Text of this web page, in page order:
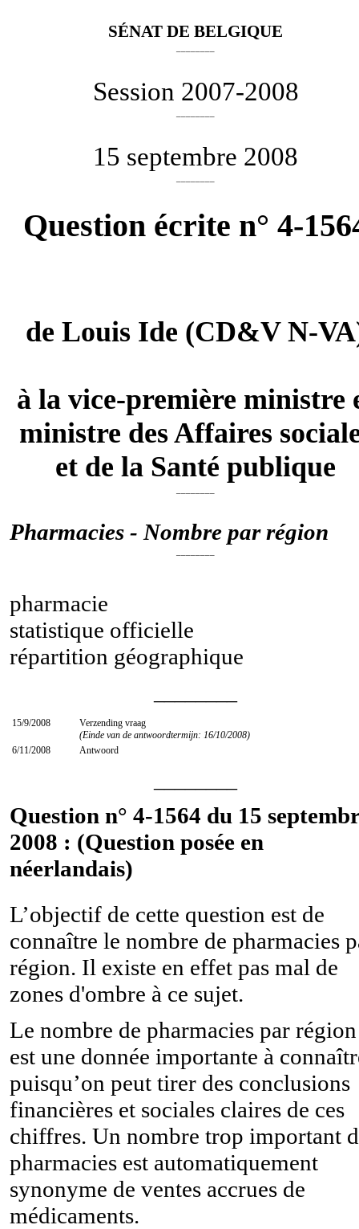
SÉNAT DE BELGIQUE
Session 2007-2008
15 septembre 2008
Question écrite n° 4-
deLouis Ide (CD&V N-
à la vice-première ministre
ministre des Affaires
et de la Santé publique
Pharmacies - Nombre par région
pharmacie
statistique officielle
répartition géographique
15/9/2008
Verzending vraag
(Einde van de antwoordtermijn: 16/10/2008)
6/11/2008
Antwoord
Question n° 4-1564 du 15
2008 : (Question posée en
néerlandais)
L’objectif de cette question est de
connaître le nombre de pharmacies
région. Il existe en effet pas mal de
zones d'ombre à ce sujet.
Le nombre de pharmacies par région
est une donnée importante à
puisqu’on peut tirer des conclusions
financières et sociales claires de ces
chiffres. Un nombre trop important
pharmacies est automatiquement
synonyme de ventes accrues de
médicaments.